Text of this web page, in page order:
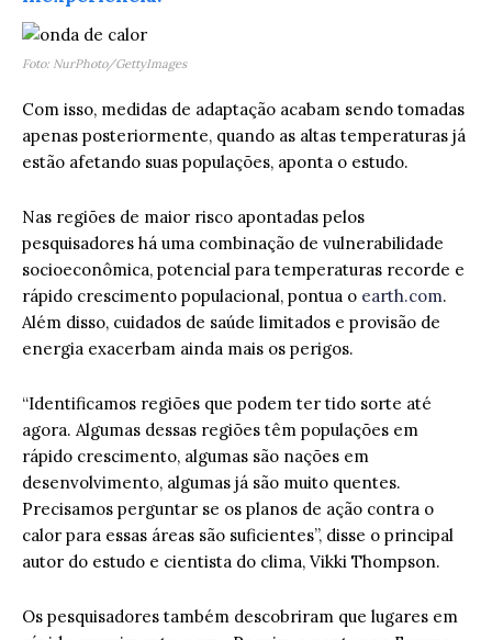
Foto: NurPhoto/GettyImages
Com isso, medidas de adaptação acabam sendo tomadas
apenas posteriormente, quando as altas temperaturas já
estão afetando suas populações, aponta o estudo.
Nas regiões de maior risco apontadas pelos
pesquisadores há uma combinação de vulnerabilidade
socioeconômica, potencial para temperaturas recorde e
rápido crescimento populacional, pontua o earth.com.
Além disso, cuidados de saúde limitados e provisão de
energia exacerbam ainda mais os perigos.
“Identificamos regiões que podem ter tido sorte até
agora. Algumas dessas regiões têm populações em
rápido crescimento, algumas são nações em
desenvolvimento, algumas já são muito quentes.
Precisamos perguntar se os planos de ação contra o
calor para essas áreas são suficientes”, disse o principal
autor do estudo e cientista do clima, Vikki Thompson.
Os pesquisadores também descobriram que lugares em